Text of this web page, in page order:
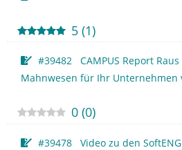
5 (1)
#39482 CAMPUS Report
Mahnwesen für Ihr Unternehmen
0 (0)
#39478 Video zu den